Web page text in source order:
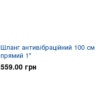
Шланг антивібраційний 100 см
прямий 1"
559.00 грн